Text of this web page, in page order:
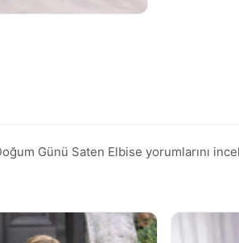
Günü Saten Elbise yorumlarını